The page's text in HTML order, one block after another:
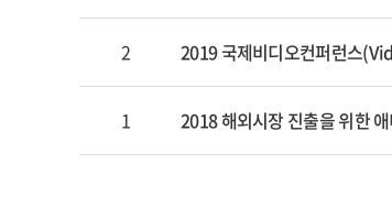
2 2019 국제비디오컨퍼런스
1 2018 해외시장 진출을 위한